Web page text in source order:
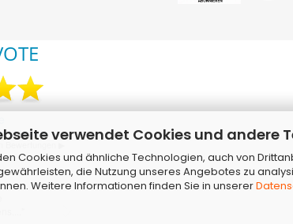
verwendet Cookies und andere
Cookies und ähnliche Technologien, auch von
die Nutzung unseres Angebotes zu
Weitere Informationen finden Sie in unserer